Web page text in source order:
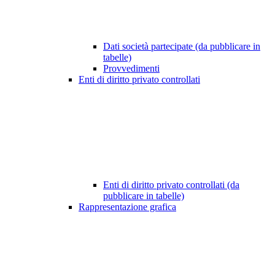
Dati società partecipate (da pubblicare in
tabelle)
Provvedimenti
Enti di diritto privato controllati
Enti di diritto privato controllati (da
pubblicare in tabelle)
Rappresentazione grafica